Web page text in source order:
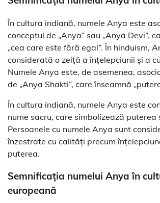
În cultura indiană, numele Anya este
conceptul de „Anya” sau „Anya Devi”,
„cea care este fără egal”. În hinduism,
considerată o zeiță a înțelepciunii și a
Numele Anya este, de asemenea,
de „Anya Shakti”, care înseamnă
În cultura indiană, numele Anya este
nume sacru, care simbolizează puterea
Persoanele cu numele Anya sunt
înzestrate cu calități precum
puterea.
Semnificația numelui Anya în
europeană